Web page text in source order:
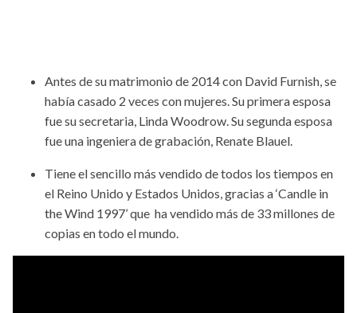
Antes de su matrimonio de 2014 con David Furnish, se
había casado 2 veces con mujeres. Su primera esposa
fue su secretaria, Linda Woodrow. Su segunda esposa
fue una ingeniera de grabación, Renate Blauel.
Tiene el sencillo más vendido de todos los tiempos en
el Reino Unido y Estados Unidos, gracias a ‘Candle in
the Wind 1997’ que ha vendido más de 33 millones de
copias en todo el mundo.